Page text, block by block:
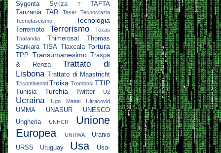
Sygenta Syriza T
TAFTA
Tanzania
TAR Taser
Tecnocrazia
Tecnofascismo
Tecnologia
Terremoto Terrorismo
Texas
Thailandia
Thimerosal
Thomas
Sankara
TISA Tlaxcala Tortura
TPP Transumanesimo
Traspa
& Renza
Trattato di
Lisbona
Trattato di Maastricht
Tricontinental Troika Trombosi TTIP
Tunisia Turchia Twitter U2
Ucraina Ugo Mattei Ultracovid
UMMA UNASUR
UNESCO
Ungheria
UNHCR
Unione
Europea
UNRWA
Uranio
URSS
Uruguay Usa
Usa-